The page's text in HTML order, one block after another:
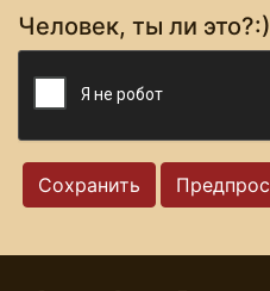
Человек, ты ли это?:)